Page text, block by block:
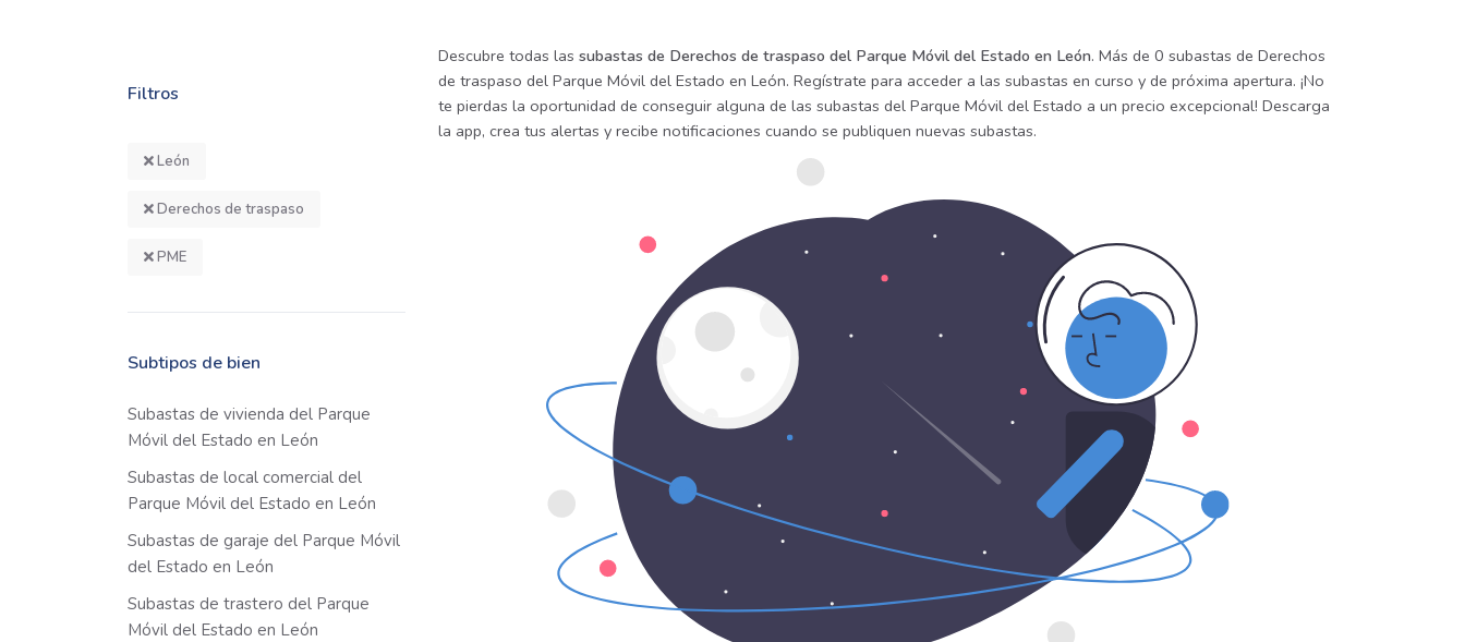
Filtros
León
Derechos de traspaso
PME
Subtipos de bien
Subastas de vivienda del Parque
Móvil del Estado en León
Subastas de local comercial del
Parque Móvil del Estado en León
Subastas de garaje del Parque Móvil
del Estado en León
Subastas de trastero del Parque
Móvil del Estado en León
Descubre todas las subastas de Derechos de traspaso del Parque Móvil del Estado en León. Más de 0 subastas de Derechos
de traspaso del Parque Móvil del Estado en León. Regístrate para acceder a las subastas en curso y de próxima apertura. ¡No
te pierdas la oportunidad de conseguir alguna de las subastas del Parque Móvil del Estado a un precio excepcional! Descarga
la app, crea tus alertas y recibe notificaciones cuando se publiquen nuevas subastas.